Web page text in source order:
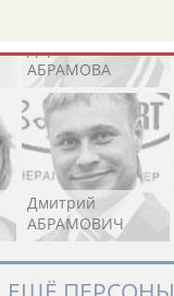
Дарья
АБРАМОВА
Дмитрий
АБРАМОВИЧ